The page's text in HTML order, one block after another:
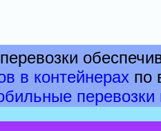
в контейнерахпо
перевозки